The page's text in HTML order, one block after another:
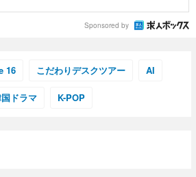
Sponsored by
16 こだわりデスクツアー AI
ドラマ K-POP